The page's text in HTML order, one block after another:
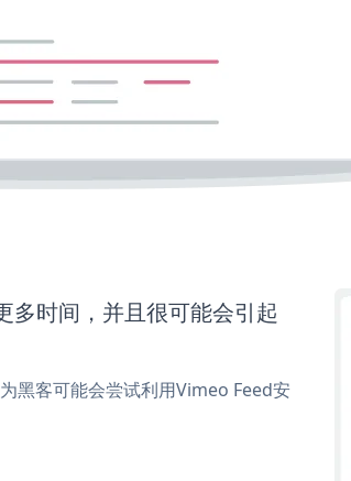
时间，并且很可能会引起
黑客可能会尝试利用Vimeo Feed安